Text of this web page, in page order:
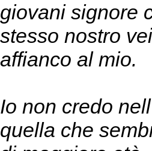
giovani signore
stesso nostro
affianco al mio.
Io non credo
quella che